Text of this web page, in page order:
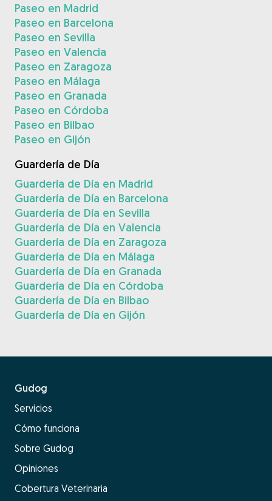
Paseo en Madrid
Paseo en Barcelona
Paseo en Sevilla
Paseo en Valencia
Paseo en Zaragoza
Paseo en Málaga
Paseo en Granada
Paseo en Córdoba
Paseo en Bilbao
Paseo en Gijón
Guardería de Día
Guardería de Día en Madrid
Guardería de Día en Barcelona
Guardería de Día en Sevilla
Guardería de Día en Valencia
Guardería de Día en Zaragoza
Guardería de Día en Málaga
Guardería de Día en Granada
Guardería de Día en Córdoba
Guardería de Día en Bilbao
Guardería de Día en Gijón
Gudog
Servicios
Cómo funciona
Sobre Gudog
Opiniones
Cobertura Veterinaria